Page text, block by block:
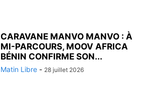
CARAVANE MANVO MANVO : À
MI-PARCOURS, MOOV AFRICA
BÉNIN CONFIRME SON...
Matin Libre - 28 juillet 2026